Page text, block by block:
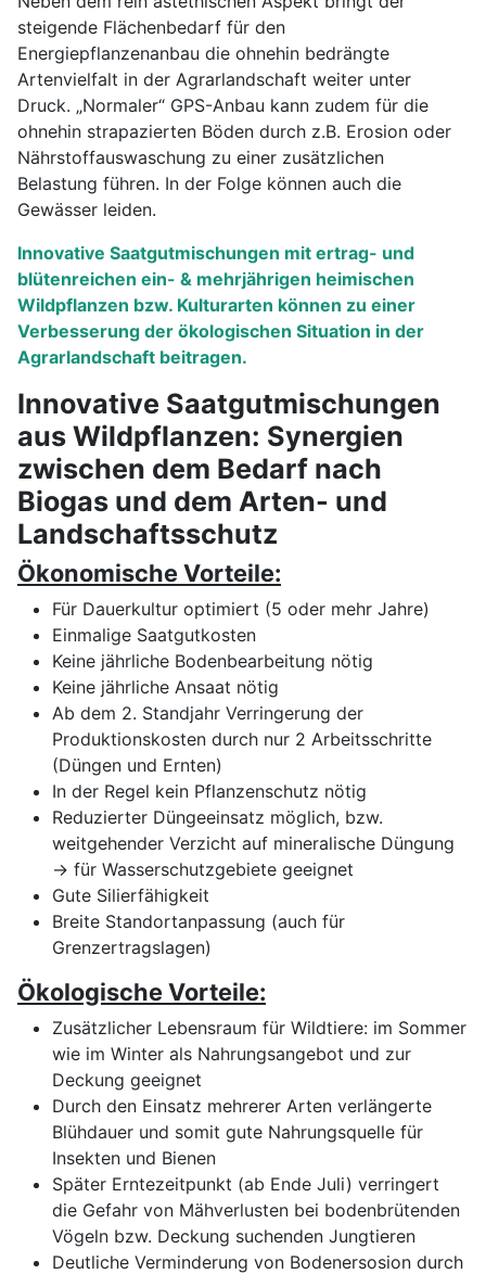
steigende Flächenbedarf für den
Energiepflanzenanbau die ohnehin bedrängte
Artenvielfalt in der Agrarlandschaft weiter unter
Druck. „Normaler“ GPS-Anbau kann zudem für die
ohnehin strapazierten Böden durch z.B. Erosion oder
Nährstoffauswaschung zu einer zusätzlichen
Belastung führen. In der Folge können auch die
Gewässer leiden.
Innovative Saatgutmischungen mit ertrag- und
blütenreichen ein- & mehrjährigen heimischen
Wildpflanzen bzw. Kulturarten können zu einer
Verbesserung der ökologischen Situation in der
Agrarlandschaft beitragen.
Innovative Saatgutmischungen
aus Wildpflanzen: Synergien
zwischen dem Bedarf nach
Biogas und dem Arten- und
Landschaftsschutz
Ökonomische Vorteile:
Für Dauerkultur optimiert (5 oder mehr Jahre)
Einmalige Saatgutkosten
Keine jährliche Bodenbearbeitung nötig
Keine jährliche Ansaat nötig
Ab dem 2. Standjahr Verringerung der
Produktionskosten durch nur 2 Arbeitsschritte
(Düngen und Ernten)
In der Regel kein Pflanzenschutz nötig
Reduzierter Düngeeinsatz möglich, bzw.
weitgehender Verzicht auf mineralische Düngung
→ für Wasserschutzgebiete geeignet
Gute Silierfähigkeit
Breite Standortanpassung (auch für
Grenzertragslagen)
Ökologische Vorteile:
Zusätzlicher Lebensraum für Wildtiere: im Sommer
wie im Winter als Nahrungsangebot und zur
Deckung geeignet
Durch den Einsatz mehrerer Arten verlängerte
Blühdauer und somit gute Nahrungsquelle für
Insekten und Bienen
Später Erntezeitpunkt (ab Ende Juli) verringert
die Gefahr von Mähverlusten bei bodenbrütenden
Vögeln bzw. Deckung suchenden Jungtieren
Deutliche Verminderung von Bodenersosion durch